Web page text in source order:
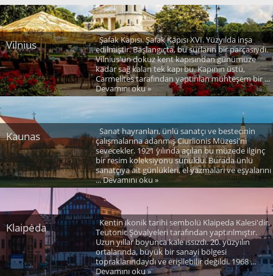
Vilnius
Şafak Kapısı. Şafak Kapısı XVI. Yüzyılda inşa
edilmiştir. Başlangıçta, bu surların bir parçasıydı.
Vilnius'un dokuz kent kapısından günümüze
kadar sağ kalan tek kapı bu. Kapının üstü,
Carmelites tarafından yaptırılan muhteşem bir ...
Devamını oku »
Kaunas
Sanat hayranları, ünlü sanatçı ve bestecinin
çalışmalarına adanmış Ciurlionis Müzesi'ni
sevecekler. 1921 yılında açılan bu müzede ilginç
bir resim koleksiyonu sunuldu. Burada ünlü
sanatçıya ait günlükleri, el yazmaları ve eşyalarını
... Devamını oku »
Klaipėda
Kentin ikonik tarihi sembolü Klaipeda Kalesi'dir.
Teutonic Şövalyeleri tarafından yaptırılmıştır.
Uzun yıllar boyunca kale ıssızdı. 20. yüzyılın
ortalarında, büyük bir sanayi bölgesi
topraklarındaydı ve erişilebilir değildi. 1968 ...
Devamını oku »